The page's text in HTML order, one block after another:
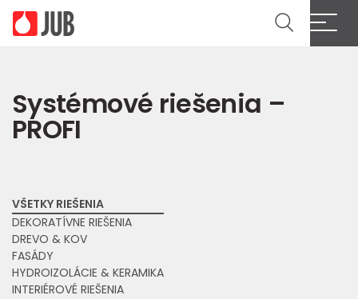
Systémové riešenia –
PROFI
VŠETKY RIEŠENIA
DEKORATÍVNE RIEŠENIA
DREVO & KOV
FASÁDY
HYDROIZOLÁCIE & KERAMIKA
INTERIÉROVÉ RIEŠENIA